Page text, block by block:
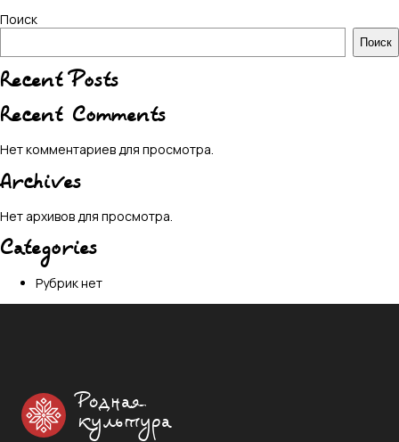
Поиск
Поиск
Recent Posts
Recent Comments
Нет комментариев для просмотра.
Archives
Нет архивов для просмотра.
Categories
Рубрик нет
Родная
культура